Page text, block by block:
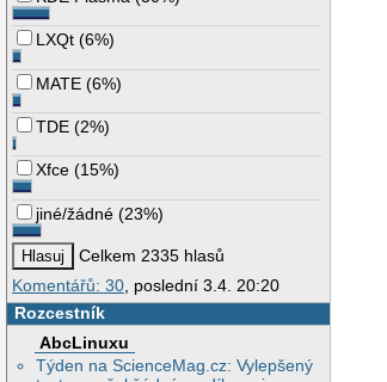
LXQt (6%)
MATE (6%)
TDE (2%)
Xfce (15%)
jiné/žádné (23%)
Celkem 2335 hlasů
Komentářů: 30, poslední 3.4. 20:20
Rozcestník
AbcLinuxu
Týden na ScienceMag.cz: Vylepšený